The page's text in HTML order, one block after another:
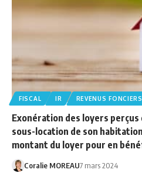
FISCAL IR REVENUS FONCIERS
Exonération des loyers perçus
sous-location de son
montant du loyer pour en
Coralie MOREAU7 mars 2024